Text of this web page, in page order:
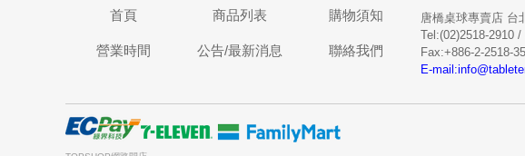
首頁 商品列表 購物須知
營業時間 公告/最新消息 聯絡我們
唐橋桌球專賣店 台
Tel:(02)2518-2910 /
Fax:+886-2-2518-
E-